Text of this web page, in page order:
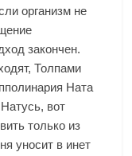
организм не
закончен.
Толпами
Ната
вот
только из
уносит в инет